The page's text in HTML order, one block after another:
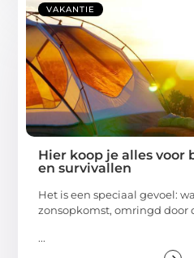
VAKANTIE
Hier koop je alles voor
en survivallen
Het is een speciaal gevoel:
zonsopkomst, omringd door
...